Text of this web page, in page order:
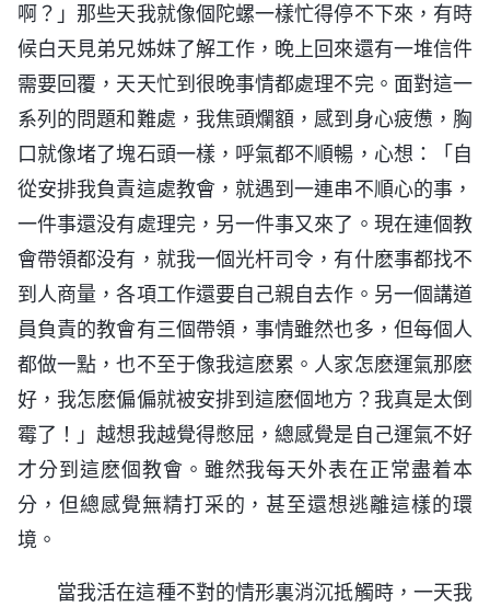
啊？」那些天我就像個陀螺一樣忙得停不下來，有時
候白天見弟兄姊妹了解工作，晚上回來還有一堆信件
需要回覆，天天忙到很晚事情都處理不完。面對這一
系列的問題和難處，我焦頭爛額，感到身心疲憊，胸
口就像堵了塊石頭一樣，呼氣都不順暢，心想：「自
從安排我負責這處教會，就遇到一連串不順心的事，
一件事還没有處理完，另一件事又來了。現在連個教
會帶領都没有，就我一個光杆司令，有什麽事都找不
到人商量，各項工作還要自己親自去作。另一個講道
員負責的教會有三個帶領，事情雖然也多，但每個人
都做一點，也不至于像我這麽累。人家怎麽運氣那麽
好，我怎麽偏偏就被安排到這麽個地方？我真是太倒
霉了！」越想我越覺得憋屈，總感覺是自己運氣不好
才分到這麽個教會。雖然我每天外表在正常盡着本
分，但總感覺無精打采的，甚至還想逃離這樣的環
境。
當我活在這種不對的情形裏消沉抵觸時，一天我